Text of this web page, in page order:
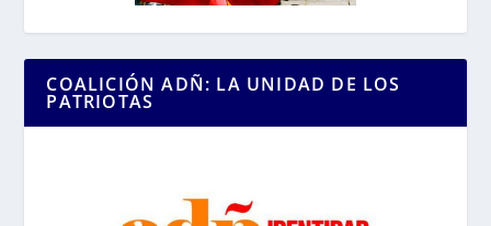
COALICIÓN ADÑ: LA UNIDAD DE LOS
PATRIOTAS